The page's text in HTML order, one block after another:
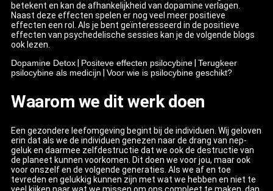
betekent en kan de afhankelijkheid van dopamine verlagen.
Naast deze effecten spelen er nog veel meer positieve
effecten een rol. Als je bent geïnteresseerd in de positieve
effecten van psychedelische sessies kan je de volgende blogs
ook lezen.
Dopamine Detox
Positeve effecten psilocybine Terugkeer
psilocybine als medicijn
Voor wie is psilocybine geschikt?
Waarom we dit werk doen
Een gezondere leefomgeving begint bij de individuen. Wij geloven
erin dat als we de individuen genezen naar de drang van nep-
geluk en daarmee zelfdestructie dat we ook de destructie van
de planeet kunnen voorkomen. Dit doen we voor jou, maar ook
voor onszelf en de volgende generaties. Als we af en toe
tevreden en gelukkig kunnen zijn met wat we hebben en niet te